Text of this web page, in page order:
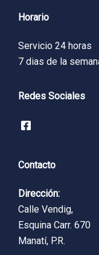
Horario
Servicio 24 horas
7 dias de la
Redes Sociales
Contacto
Dirección:
Calle Vendig,
Esquina Carr. 670
Manatí, P.R.